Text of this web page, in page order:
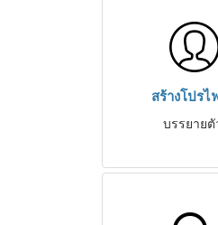
สร้างโปรไ
บรรยายตั